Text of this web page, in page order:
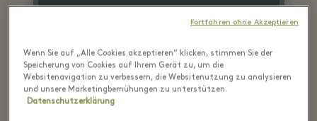
1 2
Wenn Sie auf „Alle Cookies akzeptieren“ klicken, stimmen Sie der
Speicherung von Cookies auf Ihrem Gerät zu, um die
Websitenavigation zu verbessern, die Websitenutzung zu analysieren
und unsere Marketingbemühungen zu unterstützen.
Datenschutzerklärung
Fortfahren ohne Akzeptieren